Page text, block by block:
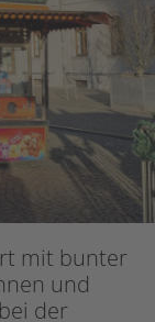
mit bunter
und
der